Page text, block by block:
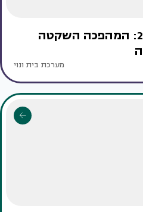
חידושים במטבח 2026: המהפכה השקטה
מערכת בית ונוי